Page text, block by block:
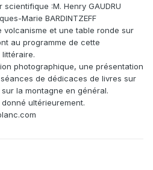
:M. Henry GAUDRU
Marie BARDINTZEFF
et une table ronde sur
au programme de cette
photographique, une présentation
de dédicaces de livres sur
la montagne en général.
ultérieurement.